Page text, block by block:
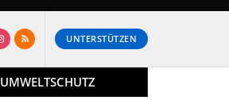
UNTERSTÜTZEN
UMWELTSCHUTZ